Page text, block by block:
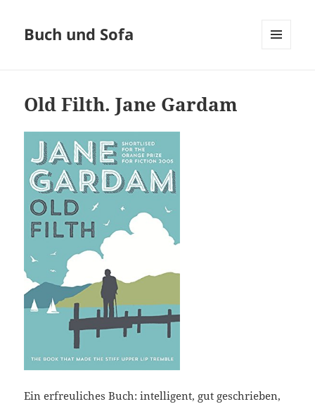
Buch und Sofa
Old Filth. Jane Gardam
Ein erfreuliches Buch: intelligent, gut geschrieben,